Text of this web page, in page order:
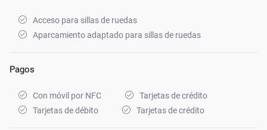
Acceso para sillas de ruedas
Aparcamiento adaptado para sillas de ruedas
Pagos
Con móvil por NFC
Tarjetas de crédito
Tarjetas de débito
Tarjetas de crédito